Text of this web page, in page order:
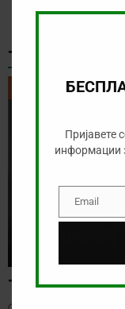
ТИКЕТ НА
ТИКЕТ НА ДЕНОТ
Тикет на
Пријавете
информации
EmailEmail